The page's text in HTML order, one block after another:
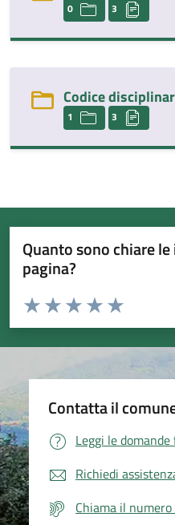
0 3
Codice
1 3
Quanto sono chiare
pagina?
Valuta da 1 a 5 stelle la pagina
Valuta 5
Valuta 4 stelle
Valuta 3 stelle su 5
Valuta 2 stelle su 5
Valuta 1 stelle su 5
Contatta il
Leggi le
Richiedi
Chiama il